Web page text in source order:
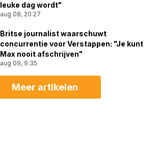
leuke dag wordt"
aug 08, 20:27
Britse journalist waarschuwt
concurrentie voor Verstappen: "Je kunt
Max nooit afschrijven"
aug 09, 9:35
Meer artikelen